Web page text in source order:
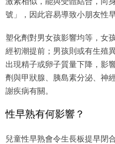
號」，因此容易導致小朋友性早
塑化劑對男女孩影響均等，女
經初潮提前；男孩則或有生殖
出現精子或卵子質量下降，影
劑與甲狀腺、胰島素分泌、神
謝疾病有關。
性早熟有何影響？
兒童性早熟會令生長板提早閉